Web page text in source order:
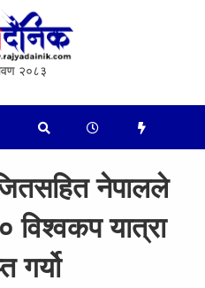
२०८३
नेपालले
यात्रा
गर्यो